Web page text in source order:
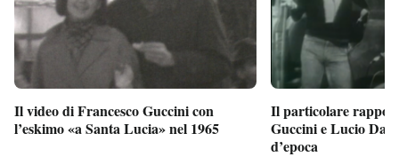
Il video di Francesco Guccini con
l’eskimo «a Santa Lucia» nel 1965
Il particolare
Guccini e Lucio
d’epoca